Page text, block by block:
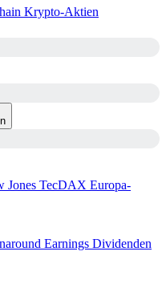
Krypto-Aktien
Jones TecDAX Europa-
Earnings Dividenden